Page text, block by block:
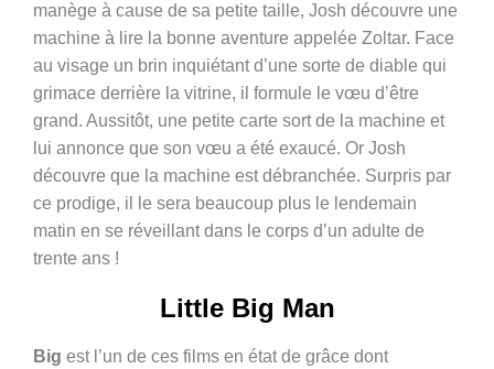
manège à cause de sa petite taille, Josh découvre une
machine à lire la bonne aventure appelée Zoltar. Face
au visage un brin inquiétant d’une sorte de diable qui
grimace derrière la vitrine, il formule le vœu d’être
grand. Aussitôt, une petite carte sort de la machine et
lui annonce que son vœu a été exaucé. Or Josh
découvre que la machine est débranchée. Surpris par
ce prodige, il le sera beaucoup plus le lendemain
matin en se réveillant dans le corps d’un adulte de
trente ans !
Little Big Man
Big est l’un de ces films en état de grâce dont